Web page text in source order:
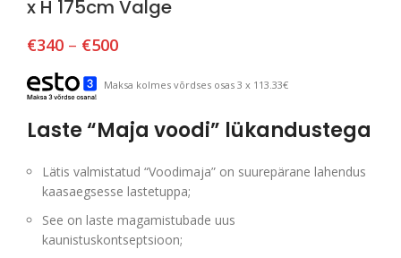
x H 175cm Valge
€340 – €500
Maksa kolmes võrdses osas 3 x 113.33€
Laste “Maja voodi” lükandustega
Lätis valmistatud “Voodimaja” on suurepärane lahendus
kaasaegsesse lastetuppa;
See on laste magamistubade uus
kaunistuskontseptsioon;